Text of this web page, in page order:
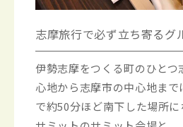
志摩旅行で必ず立ち寄るグ
伊勢志摩をつくる町のひとつ
心地から志摩市の中心地ま
で約50分ほど南下した場所